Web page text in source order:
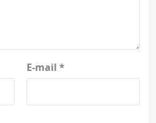
E-mail *